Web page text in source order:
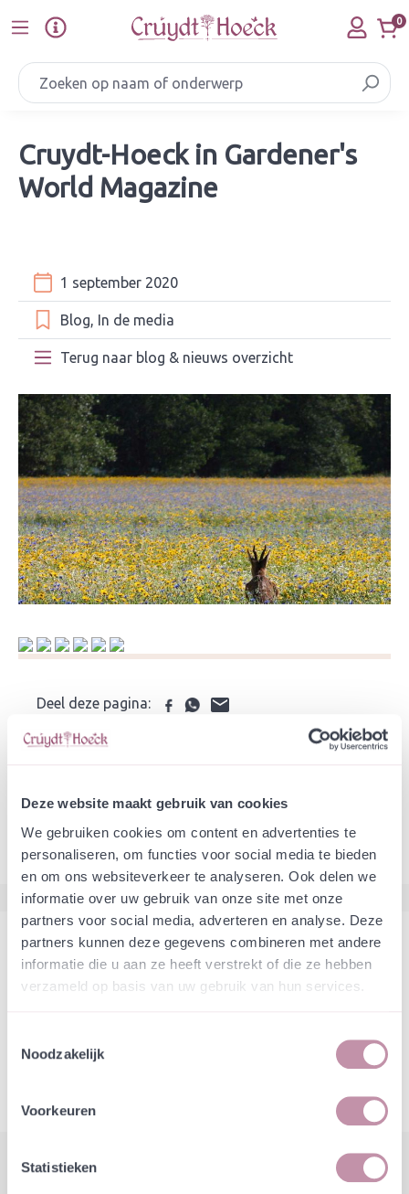
Deze website maakt gebruik van cookies
We gebruiken cookies om content en advertenties te
personaliseren, om functies voor social media te bieden
en om ons websiteverkeer te analyseren. Ook delen we
informatie over uw gebruik van onze site met onze
partners voor social media, adverteren en analyse. Deze
partners kunnen deze gegevens combineren met andere
informatie die u aan ze heeft verstrekt of die ze hebben
verzameld op basis van uw gebruik van hun services.
Noodzakelijk
Voorkeuren
Statistieken
Ga naar de hoofdinhoud 0
Cruydt-Hoeck in Gardener's
World Magazine
1 september 2020
Blog In de media
Terug naar blog & nieuws overzicht
Deel deze pagina:
Klik hier
voor het bloemenweide stappenplan. Kom je er
contact
Volgende/vorige artikel
Andere blog/nieuws artikelen